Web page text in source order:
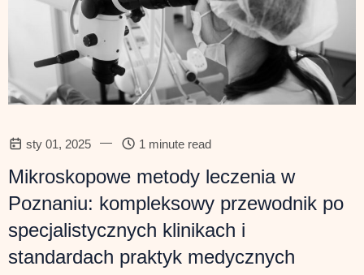
sty 01, 2025 — 1 minute read
Mikroskopowe metody leczenia w
Poznaniu: kompleksowy przewodnik po
specjalistycznych klinikach i
standardach praktyk medycznych